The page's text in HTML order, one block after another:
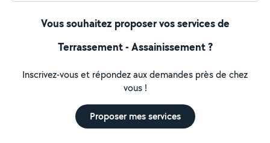
Vous souhaitez proposer vos services de
Terrassement - Assainissement ?
Inscrivez-vous et répondez aux demandes près de chez
vous !
Proposer mes services